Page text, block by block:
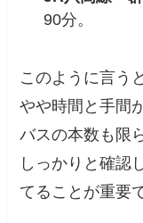
90分。
このように言う
やや時間と手間
バスの本数も限
しっかりと確認
てることが重要